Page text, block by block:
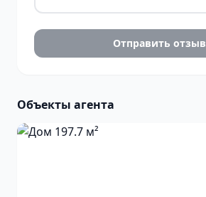
Отправить отзыв
Объекты агента